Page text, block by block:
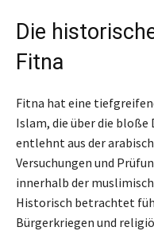
Die
Fitna
Fitna hat eine
Islam, die über die
entlehnt aus der
Versuchungen und
innerhalb der
Historisch betrachtet
Bürgerkriegen und